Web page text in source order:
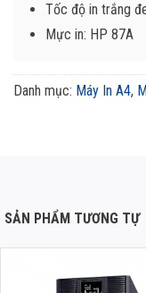
Tốc độ in trắng
Mực in: HP 87A
Danh mục: Máy In A4,
SẢN PHẨM TƯƠNG TỰ